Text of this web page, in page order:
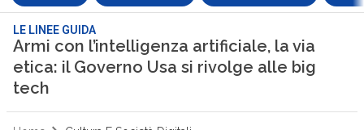
LE LINEE GUIDA
Armi con l’intelligenza artificiale, la via
etica: il Governo Usa si rivolge alle big
tech